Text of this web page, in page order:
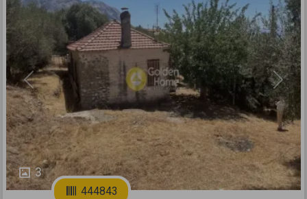
3
Previous Next
444843